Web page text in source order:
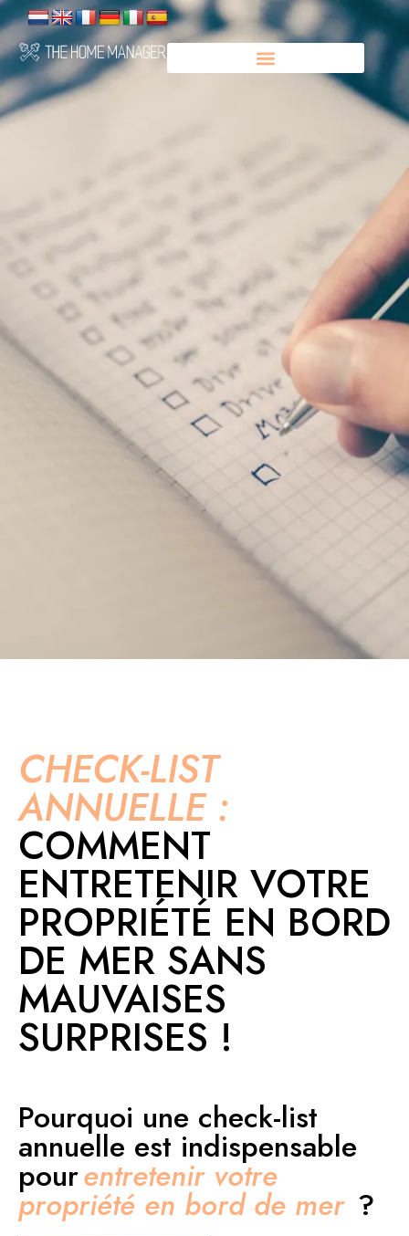
Panneau de gestion des cookies
CHECK-LIST
ANNUELLE :
COMMENT
ENTRETENIR VOTRE
PROPRIÉTÉ EN BORD
DE MER SANS
MAUVAISES
SURPRISES !
Pourquoi une check-list
annuelle est indispensable
pourentretenir votre
propriété en bord de mer ?